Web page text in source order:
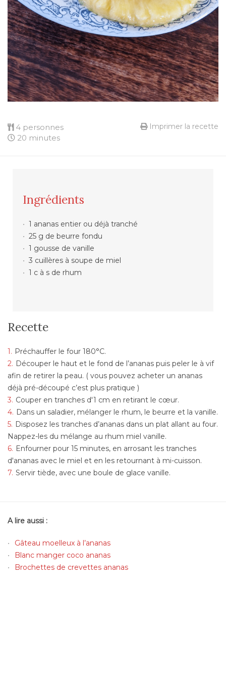
4 personnes
20 minutes
Imprimer la recette
Ingrédients
1 ananas entier ou déjà tranché
25 g de beurre fondu
1 gousse de vanille
3 cuillères à soupe de miel
1 c à s de rhum
Recette
Préchauffer le four 180°C.
Découper le haut et le fond de l’ananas puis peler le à vif
afin de retirer la peau. ( vous pouvez acheter un ananas
déjà pré-découpé c’est plus pratique )
Couper en tranches d'1 cm en retirant le cœur.
Dans un saladier, mélanger le rhum, le beurre et la vanille.
Disposez les tranches d’ananas dans un plat allant au four.
Nappez-les du mélange au rhum miel vanille.
Enfourner pour 15 minutes, en arrosant les tranches
d'ananas avec le miel et en les retournant à mi-cuisson.
Servir tiède, avec une boule de glace vanille.
A lire aussi :
Gâteau moelleux à l’ananas
Blanc manger coco ananas
Brochettes de crevettes ananas